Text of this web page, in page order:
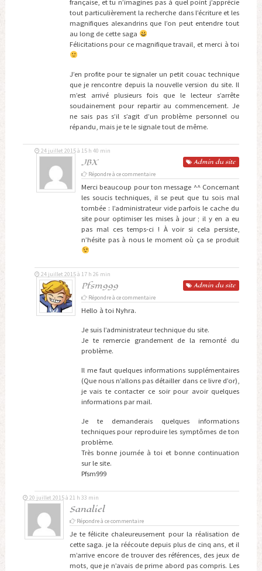
française, et tu n’imagines pas à quel point j’apprécie
tout particulièrement la recherche dans l’écriture et les
magnifiques alexandrins que l’on peut entendre tout
au long de cette saga
Félicitations pour ce magnifique travail, et merci à toi
J’en profite pour te signaler un petit couac technique
que je rencontre depuis la nouvelle version du site. Il
m’est arrivé plusieurs fois que le lecteur s’arrête
soudainement pour repartir au commencement. Je
ne sais pas s’il s’agit d’un problème personnel ou
répandu, mais je te le signale tout de même.
JBX Admin du site
24 juillet 2015 à 15 h 40 min
Répondre à ce commentaire
Merci beaucoup pour ton message ^^ Concernant
les soucis techniques, il se peut que tu sois mal
tombée : l’administrateur vide parfois le cache du
site pour optimiser les mises à jour ; il y en a eu
pas mal ces temps-ci ! À voir si cela persiste,
n’hésite pas à nous le moment où ça se produit
Pfsm999 Admin du site
24 juillet 2015 à 17 h 26 min
Répondre à ce commentaire
Hello à toi Nyhra.
Je suis l’administrateur technique du site.
Je te remercie grandement de la remonté du
problème.
Il me faut quelques informations supplémentaires
(Que nous n’allons pas détailler dans ce livre d’or),
je vais te contacter ce soir pour avoir quelques
informations par mail.
Je te demanderais quelques informations
techniques pour reproduire les symptômes de ton
problème.
Très bonne journée à toi et bonne continuation
sur le site.
Pfsm999
Sanaliel
20 juillet 2015 à 21 h 33 min
Répondre à ce commentaire
Je te félicite chaleureusement pour la réalisation de
cette saga. je la réécoute depuis plus de cinq ans, et il
m’arrive encore de trouver des références, des jeux de
mots, que je n’avais de prime abord pas compris. Les